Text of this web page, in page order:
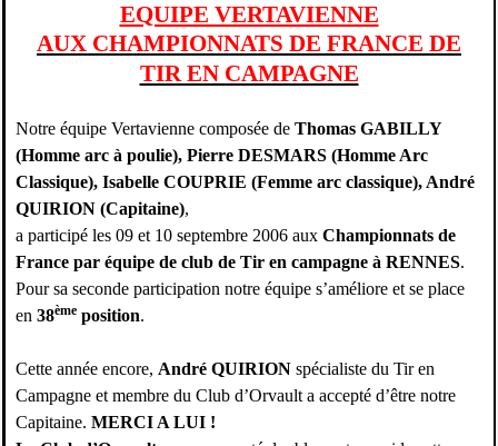
EQUIPE VERTAVIENNE
AUX CHAMPIONNATS DE FRANCE DE
TIR EN CAMPAGNE
Notre équipe Vertavienne composée de Thomas GABILLY
(Homme arc à poulie), Pierre DESMARS (Homme Arc
Classique), Isabelle COUPRIE (Femme arc classique), André
QUIRION (Capitaine),
a participé les 09 et 10 septembre 2006 aux Championnats de
France par équipe de club de Tir en campagne à RENNES.
Pour sa seconde participation notre équipe s’améliore et se place
en 38èmeposition.
Cette année encore, André QUIRIONspécialiste du Tir en
Campagne et membre du Club d’Orvault a accepté d’être notre
Capitaine. MERCI A LUI !